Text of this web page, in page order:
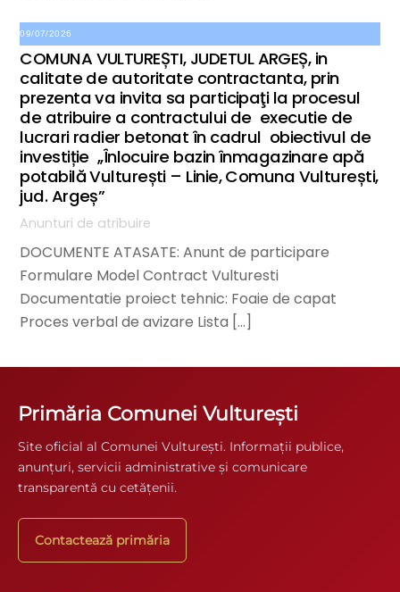
09/07/2026
COMUNA VULTUREȘTI, JUDETUL ARGEȘ, in
calitate de autoritate contractanta, prin
prezenta va invita sa participaţi la procesul
de atribuire a contractului de executie de
lucrari radier betonat în cadrul obiectivul de
investiție ,,Înlocuire bazin înmagazinare apă
potabilă Vulturești – Linie, Comuna Vulturești,
jud. Argeș”
Anunturi de atribuire
DOCUMENTE ATASATE: Anunt de participare
Formulare Model Contract Vulturesti
Documentatie proiect tehnic: Foaie de capat
Proces verbal de avizare Lista […]
Primăria Comunei Vulturești
Site oficial al Comunei Vulturești. Informații publice,
anunțuri, servicii administrative și comunicare
transparentă cu cetățenii.
Contactează primăria